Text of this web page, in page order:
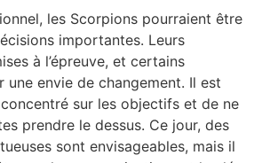
les Scorpions pourraient être
importantes. Leurs
à l’épreuve, et certains
une envie de changement. Il est
sur les objectifs et de ne
prendre le dessus. Ce jour, des
sont envisageables, mais il